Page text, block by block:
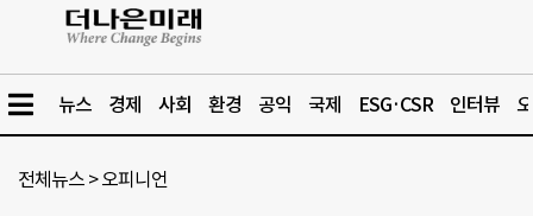
뉴스 경제 사회 환경 공익 국제 ESG·CSR 인터뷰
전체뉴스 >오피니언